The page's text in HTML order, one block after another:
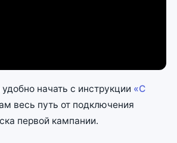
начать с инструкции «С
весь путь от подключения
первой кампании.